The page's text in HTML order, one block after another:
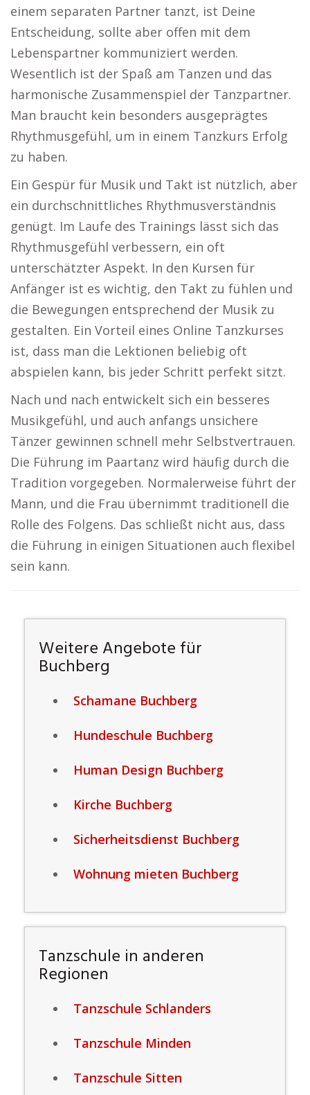
einem separaten Partner tanzt, ist Deine
Entscheidung, sollte aber offen mit dem
Lebenspartner kommuniziert werden.
Wesentlich ist der Spaß am Tanzen und das
harmonische Zusammenspiel der Tanzpartner.
Man braucht kein besonders ausgeprägtes
Rhythmusgefühl, um in einem Tanzkurs Erfolg
zu haben.
Ein Gespür für Musik und Takt ist nützlich, aber
ein durchschnittliches Rhythmusverständnis
genügt. Im Laufe des Trainings lässt sich das
Rhythmusgefühl verbessern, ein oft
unterschätzter Aspekt. In den Kursen für
Anfänger ist es wichtig, den Takt zu fühlen und
die Bewegungen entsprechend der Musik zu
gestalten. Ein Vorteil eines Online Tanzkurses
ist, dass man die Lektionen beliebig oft
abspielen kann, bis jeder Schritt perfekt sitzt.
Nach und nach entwickelt sich ein besseres
Musikgefühl, und auch anfangs unsichere
Tänzer gewinnen schnell mehr Selbstvertrauen.
Die Führung im Paartanz wird häufig durch die
Tradition vorgegeben. Normalerweise führt der
Mann, und die Frau übernimmt traditionell die
Rolle des Folgens. Das schließt nicht aus, dass
die Führung in einigen Situationen auch flexibel
sein kann.
Weitere Angebote für
Buchberg
Schamane Buchberg
Hundeschule Buchberg
Human Design Buchberg
Kirche Buchberg
Sicherheitsdienst Buchberg
Wohnung mieten Buchberg
Tanzschule in anderen
Regionen
Tanzschule Schlanders
Tanzschule Minden
Tanzschule Sitten